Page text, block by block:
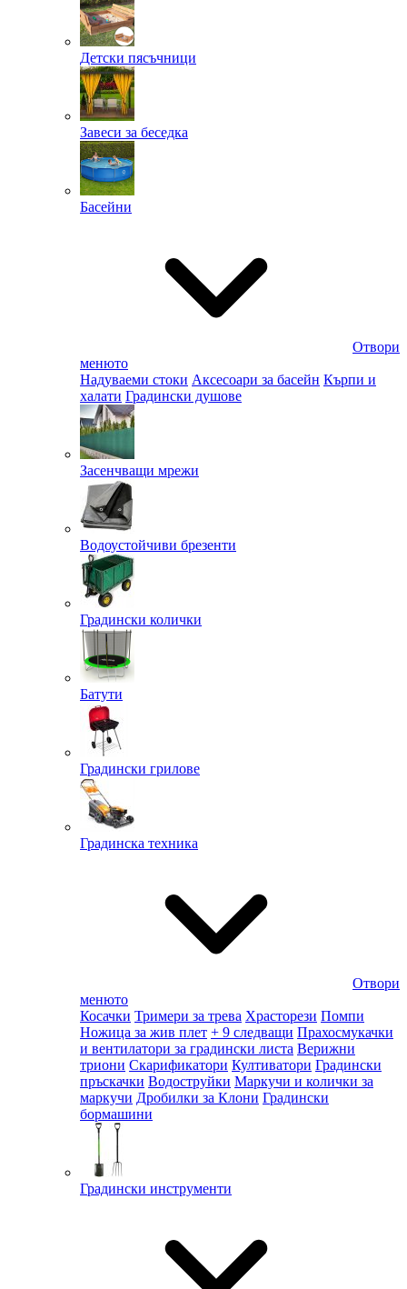
Детски пясъчници
Завеси за беседка
Басейни
Отвори
менюто
Надуваеми стоки Аксесоари за басейн Кърпи и
халати Градински душове
Засенчващи мрежи
Водоустойчиви брезенти
Градински колички
Батути
Градински грилове
Градинска техника
Отвори
менюто
Косачки Тримери за трева Храсторези Помпи
Ножица за жив плет + 9 следващи Прахосмукачки
и вентилатори за градински листа Верижни
триони Скарификатори Култиватори Градински
пръскачки Водоструйки Маркучи и колички за
маркучи Дробилки за Клони Градински
бормашини
Градински инструменти